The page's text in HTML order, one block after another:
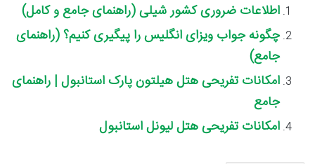
اطلاعات ضروری کشور شیلی (راهنمای جامع و کامل)
چگونه جواب ویزای انگلیس را پیگیری کنیم؟ (راهنمای
جامع)
امکانات تفریحی هتل هیلتون پارک استانبول | راهنمای
جامع
امکانات تفریحی هتل لیونل استانبول